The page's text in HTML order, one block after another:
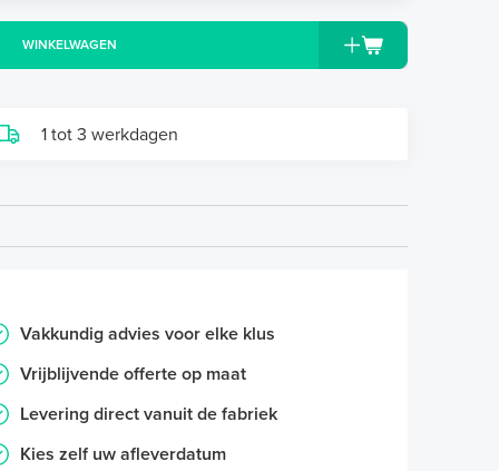
WINKELWAGEN
1 tot 3 werkdagen
Vakkundig advies voor elke klus
Vrijblijvende offerte op maat
Levering direct vanuit de fabriek
Kies zelf uw afleverdatum